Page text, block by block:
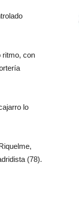
ritmo, con
lo
(78).